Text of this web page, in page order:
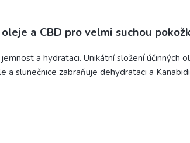
a CBD pro velmi suchou
a hydrataci. Unikátní složení účinných
a slunečnice zabraňuje dehydrataci a